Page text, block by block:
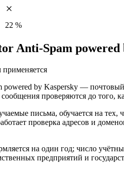
22 %
Anti-Spam powered
применяется
powered by Kaspersky —
проверяются до того,
письма, обучается на
проверка адресов и
на один год; число
предприятий и